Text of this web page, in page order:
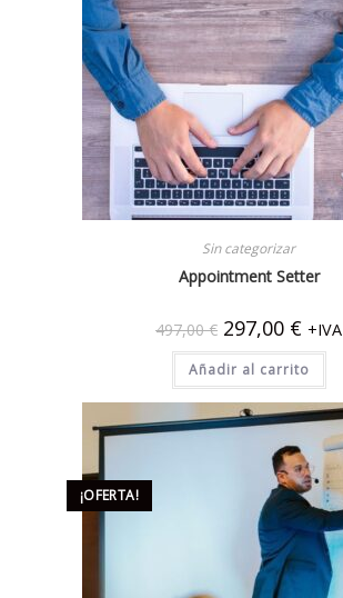
Sin categorizar
Appointment Setter
497,00€ 297,00 € +IVA
Añadir al carrito
¡OFERTA!